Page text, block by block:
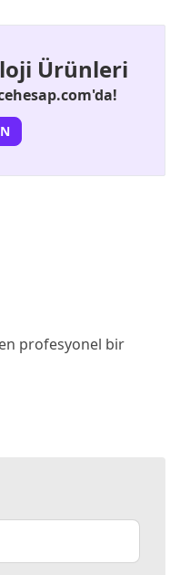
Ürünleri
profesyonel bir